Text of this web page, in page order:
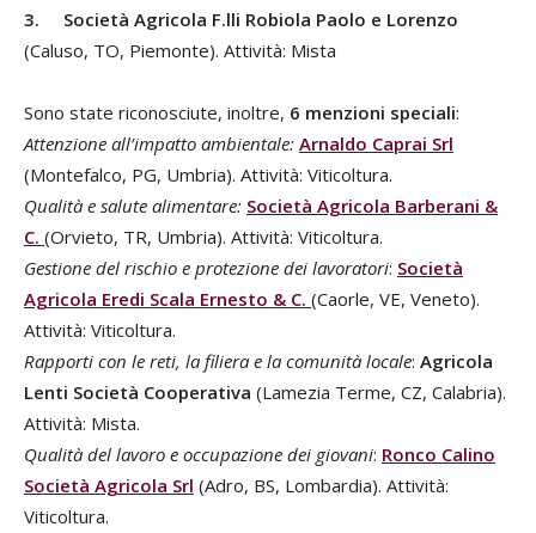
3. Società Agricola F.lli Robiola Paolo e Lorenzo
(Caluso, TO, Piemonte). Attività: Mista
Sono state riconosciute, inoltre, 6 menzioni speciali:
Attenzione all’impatto ambientale: Arnaldo Caprai Srl
(Montefalco, PG, Umbria). Attività: Viticoltura.
Qualità e salute alimentare: Società Agricola Barberani &
C. (Orvieto, TR, Umbria). Attività: Viticoltura.
Gestione del rischio e protezione dei lavoratori: Società
Agricola Eredi Scala Ernesto & C. (Caorle, VE, Veneto).
Attività: Viticoltura.
Rapporti con le reti, la filiera e la comunità locale: Agricola
Lenti Società Cooperativa (Lamezia Terme, CZ, Calabria).
Attività: Mista.
Qualità del lavoro e occupazione dei giovani: Ronco Calino
Società Agricola Srl (Adro, BS, Lombardia). Attività:
Viticoltura.